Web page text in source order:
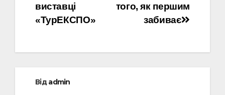
того, як першим
забиває
виставці
«ТурЕКСПО»
Відadmin